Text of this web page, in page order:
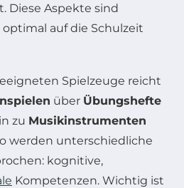
Diese Aspekte sind
auf die Schulzeit
Spielzeuge reicht
über Übungshefte
zu Musikinstrumenten
werden unterschiedliche
kognitive,
Kompetenzen. Wichtig ist